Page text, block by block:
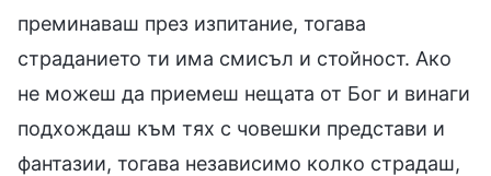
преминаваш през изпитание, тогава
страданието ти има смисъл и стойност. Ако
не можеш да приемеш нещата от Бог и винаги
подхождаш към тях с човешки представи и
фантазии, тогава независимо колко страдаш,